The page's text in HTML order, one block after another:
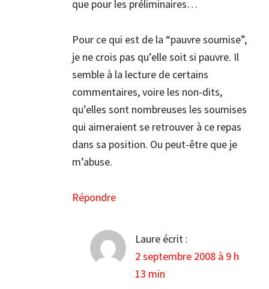
que pour les préliminaires…
Pour ce qui est de la “pauvre soumise”,
je ne crois pas qu’elle soit si pauvre. Il
semble à la lecture de certains
commentaires, voire les non-dits,
qu’elles sont nombreuses les soumises
qui aimeraient se retrouver à ce repas
dans sa position. Ou peut-être que je
m’abuse.
Répondre
Laure écrit :
2 septembre 2008 à 9 h
13 min